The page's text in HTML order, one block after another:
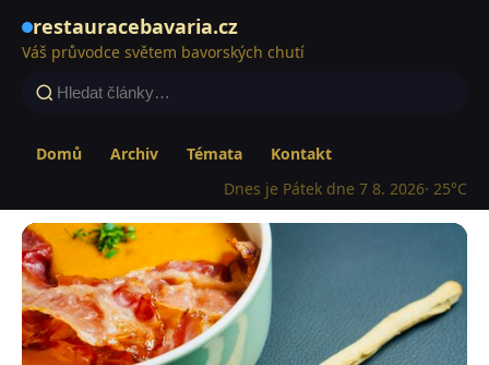
restauracebavaria.cz
Váš průvodce světem bavorských chutí
Domů Archiv Témata
Kontakt
Dnes je Pátek dne 7 8. 2026· 25°C